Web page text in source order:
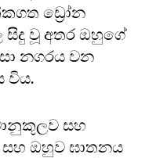
ඩ්‍රෝන
සිදු වූ අතර ඔහුගේ
නගරය වන
විය.
සහ
සහ ඔහුව ඝාතනය